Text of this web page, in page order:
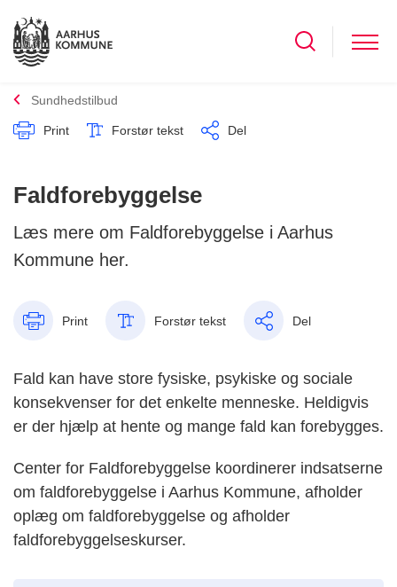
Sundhedstilbud
Print Forstør tekst Del
Faldforebyggelse
Læs mere om Faldforebyggelse i Aarhus
Kommune her.
Print Forstør tekst Del
Fald kan have store fysiske, psykiske og sociale
konsekvenser for det enkelte menneske. Heldigvis
er der hjælp at hente og mange fald kan forebygges.
Center for Faldforebyggelse koordinerer indsatserne
om faldforebyggelse i Aarhus Kommune, afholder
oplæg om faldforebyggelse og afholder
faldforebyggelseskurser.